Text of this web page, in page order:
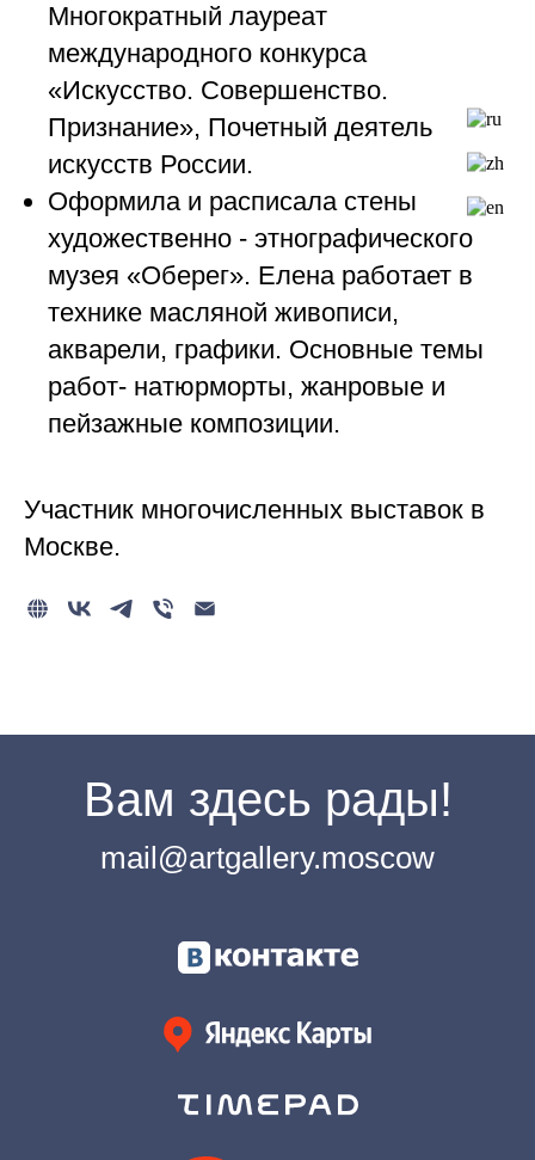
Многократный лауреат
международного конкурса
«Искусство. Совершенство.
Признание», Почетный деятель
искусств России.
Оформила и расписала стены
художественно - этнографического
музея «Оберег». Елена работает в
технике масляной живописи,
акварели, графики. Основные темы
работ- натюрморты, жанровые и
пейзажные композиции.
Участник многочисленных выставок в
Москве.
mail@artgallery.moscow
Вам здесь рады!